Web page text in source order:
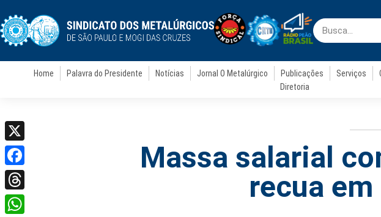
Home Palavra do Presidente Notícias Jornal O Metalúrgico Publicações Serviços
Diretoria
Massa salarial
recua
X
Facebook
Threads